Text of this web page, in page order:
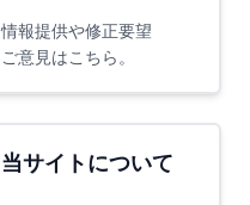
情報提供や修正要望
ご意見はこちら。
当サイトについて